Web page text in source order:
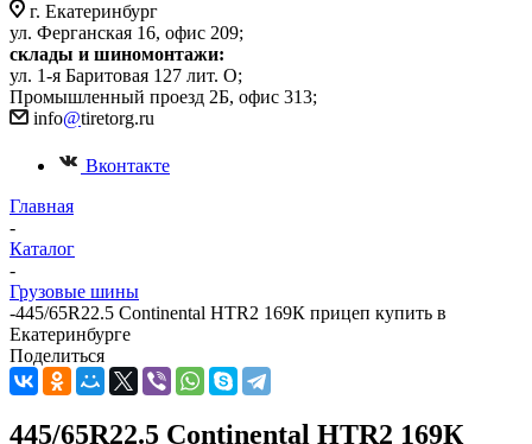
г. Екатеринбург
ул. Ферганская 16, офис 209;
склады и шиномонтажи:
ул. 1-я Баритовая 127 лит. О;
Промышленный проезд 2Б, офис 313;
info@tiretorg.ru
Вконтакте
Главная
-
Каталог
-
Грузовые шины
-445/65R22.5 Continental HTR2 169К прицеп купить в
Екатеринбурге
Поделиться
445/65R22.5 Continental HTR2 169К